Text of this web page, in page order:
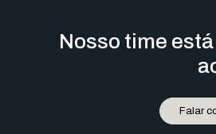
Nosso time
Falar